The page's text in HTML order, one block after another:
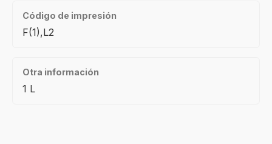
Código de impresión
F(1),L2
Otra información
1 L